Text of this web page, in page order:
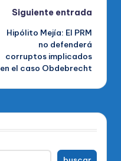
Siguiente entrada
Hipólito Mejía: El PRM
no defenderá
corruptos implicados
en el caso Obdebrecht